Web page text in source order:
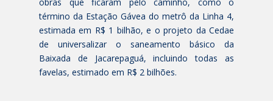
término da Estação Gávea do metrô da Linha 4,
estimada em R$ 1 bilhão, e o projeto da Cedae
de universalizar o saneamento básico da
Baixada de Jacarepaguá, incluindo todas as
favelas, estimado em R$ 2 bilhões.